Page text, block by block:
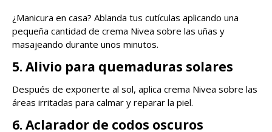
¿Manicura en casa? Ablanda tus cutículas aplicando una
pequeña cantidad de crema Nivea sobre las uñas y
masajeando durante unos minutos.
5. Alivio para quemaduras solares
Después de exponerte al sol, aplica crema Nivea sobre las
áreas irritadas para calmar y reparar la piel.
6. Aclarador de codos oscuros